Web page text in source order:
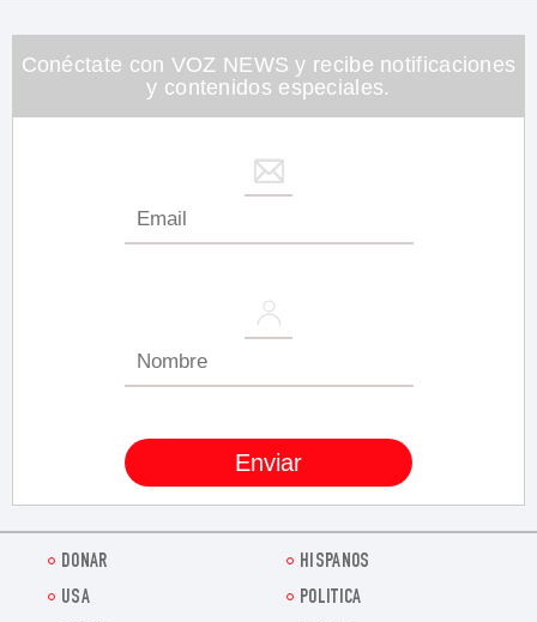
Conéctate con VOZ NEWS y recibe notificaciones
y contenidos especiales.
DONAR
HISPANOS
USA
POLITICA